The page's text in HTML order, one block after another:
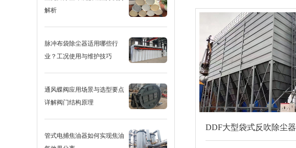
解析
脉冲布袋除尘器适用哪些行
业？工况使用与维护技巧
通风蝶阀应用场景与选型要点
详解阀门结构原理
管式电捕焦油器如何实现焦油
DDF大型袋式反吹除尘器